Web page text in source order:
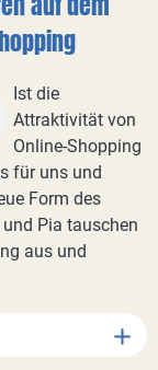
Ist die
Attraktivität von
Online-Shopping
für uns und
Form des
Pia tauschen
aus und